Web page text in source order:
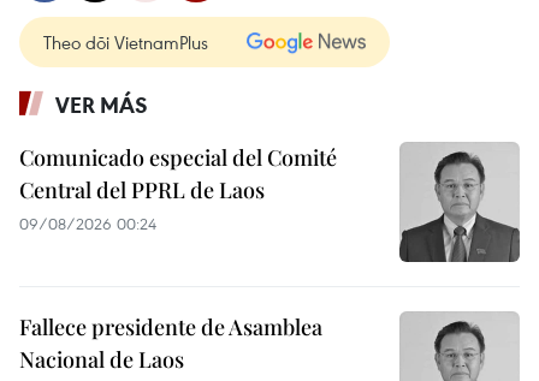
Theo dõi VietnamPlus
VER MÁS
Comunicado especial del Comité
Central del PPRL de Laos
09/08/2026 00:24
Fallece presidente de Asamblea
Nacional de Laos